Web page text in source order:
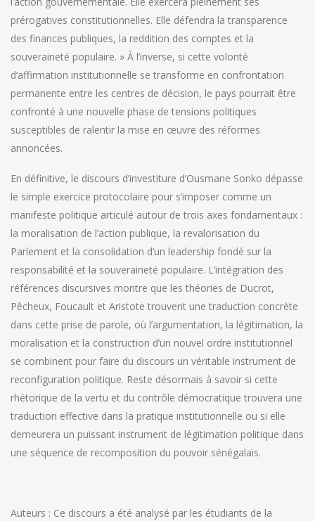
prérogatives constitutionnelles. Elle défendra la transparence
des finances publiques, la reddition des comptes et la
souveraineté populaire. » À l’inverse, si cette volonté
d’affirmation institutionnelle se transforme en confrontation
permanente entre les centres de décision, le pays pourrait être
confronté à une nouvelle phase de tensions politiques
susceptibles de ralentir la mise en œuvre des réformes
annoncées.
En définitive, le discours d’investiture d’Ousmane Sonko dépasse
le simple exercice protocolaire pour s’imposer comme un
manifeste politique articulé autour de trois axes fondamentaux :
la moralisation de l’action publique, la revalorisation du
Parlement et la consolidation d’un leadership fondé sur la
responsabilité et la souveraineté populaire. L’intégration des
références discursives montre que les théories de Ducrot,
Pêcheux, Foucault et Aristote trouvent une traduction concrète
dans cette prise de parole, où l’argumentation, la légitimation, la
moralisation et la construction d’un nouvel ordre institutionnel
se combinent pour faire du discours un véritable instrument de
reconfiguration politique. Reste désormais à savoir si cette
rhétorique de la vertu et du contrôle démocratique trouvera une
traduction effective dans la pratique institutionnelle ou si elle
demeurera un puissant instrument de légitimation politique dans
une séquence de recomposition du pouvoir sénégalais.
Auteurs : Ce discours a été analysé par les étudiants de la